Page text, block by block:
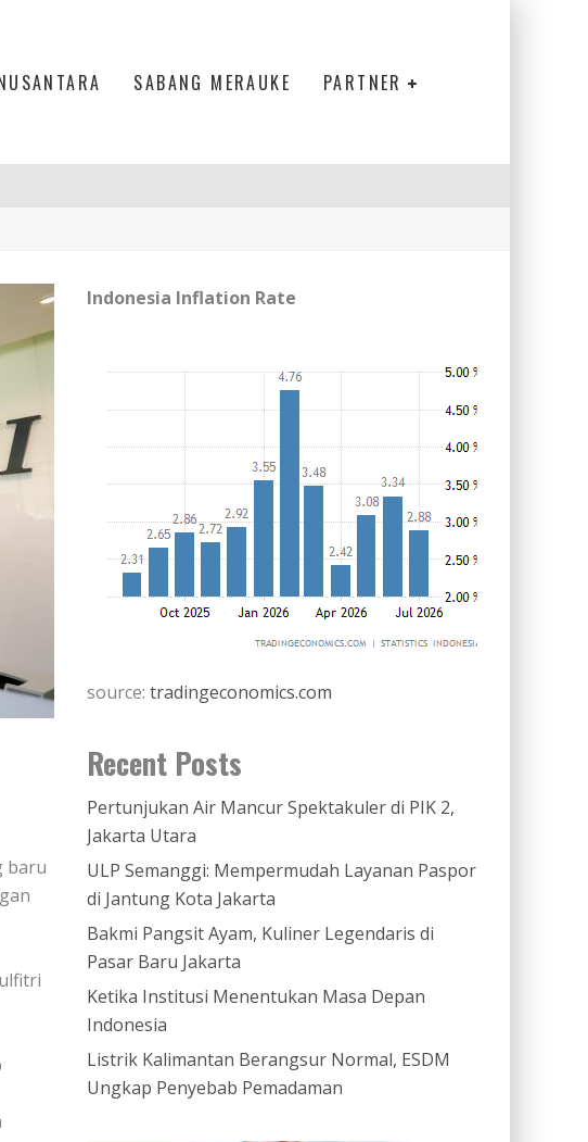
SABANG MERAUKE PARTNER
baru
Indonesia Inflation Rate
source: tradingeconomics.com
Recent Posts
Pertunjukan Air Mancur Spektakuler di PIK 2,
Jakarta Utara
ULP Semanggi: Mempermudah Layanan Paspor
di Jantung Kota Jakarta
Bakmi Pangsit Ayam, Kuliner Legendaris di
Pasar Baru Jakarta
Ketika Institusi Menentukan Masa Depan
Indonesia
Listrik Kalimantan Berangsur Normal, ESDM
Ungkap Penyebab Pemadaman